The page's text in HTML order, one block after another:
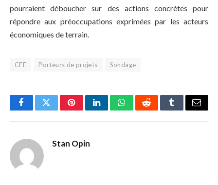
pourraient déboucher sur des actions concrètes pour
répondre aux préoccupations exprimées par les acteurs
économiques de terrain.
CFE Porteurs de projets Sondage
FacebookTwitterPinterestLinkedInWhatsAppRedditTumblrEmail
Stan Opin